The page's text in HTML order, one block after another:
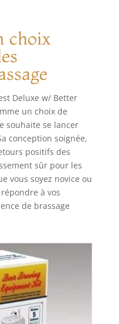
choix
Deluxe w/ Better
un choix de
souhaite se lancer
conception soignée,
positifs des
sûr pour les
vous soyez novice ou
à vos
de brassage